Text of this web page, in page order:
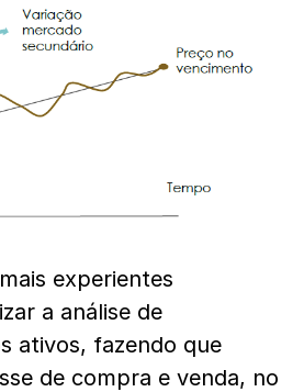
experientes
a análise de
ativos, fazendo que
de compra e venda, no